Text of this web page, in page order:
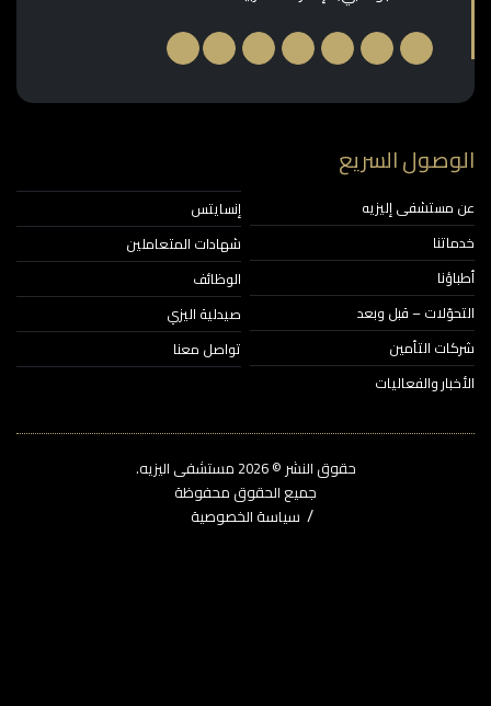
السريع
إليزيه
– قبل وبعد
التأمين
والفعاليات
إنسايتس
شهادات المتعاملين
الوظائف
صيدلية اليزي
تواصل معنا
حقوق النشر © 2026‎ مستشفى اليزيه.
جميع الحقوق محفوظة
سياسة الخصوصية